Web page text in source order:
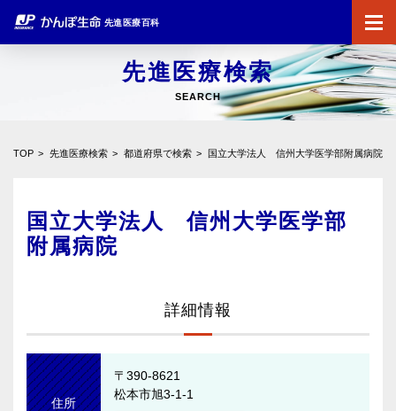
先進医療百科
先進医療検索
SEARCH
TOP 先進医療検索 都道府県で検索 国立大学法人 信州大学医学部附属病院
国立大学法人 信州大学医学部
附属病院
詳細情報
住所
〒390-8621
松本市旭3-1-1